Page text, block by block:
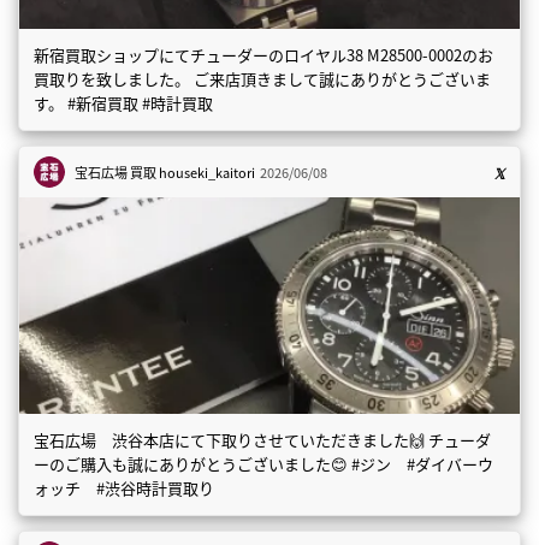
新宿買取ショップにてチューダーのロイヤル38 M28500-0002のお
買取りを致しました。 ご来店頂きまして誠にありがとうございま
す。 #新宿買取 #時計買取
宝石広場 買取houseki_kaitori 2026/06/08
宝石広場 渋谷本店にて下取りさせていただきました🙌 チューダ
ーのご購入も誠にありがとうございました😊 #ジン #ダイバーウ
ォッチ #渋谷時計買取り